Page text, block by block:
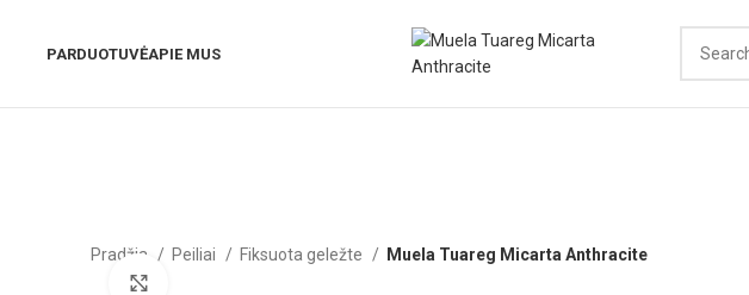
PARDUOTUVĖAPIE MUS
Pradžia Peiliai Fiksuota geležte Muela Tuareg Micarta Anthracite